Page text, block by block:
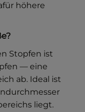
höhere
Stopfen ist
— eine
ab. Ideal ist
liegt.